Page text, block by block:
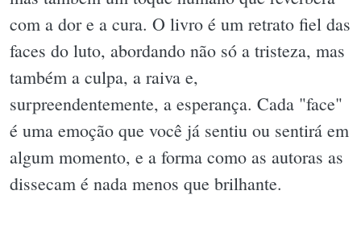
com a dor e a cura. O livro é um retrato fiel das
faces do luto, abordando não só a tristeza, mas
também a culpa, a raiva e,
surpreendentemente, a esperança. Cada "face"
é uma emoção que você já sentiu ou sentirá em
algum momento, e a forma como as autoras as
dissecam é nada menos que brilhante.